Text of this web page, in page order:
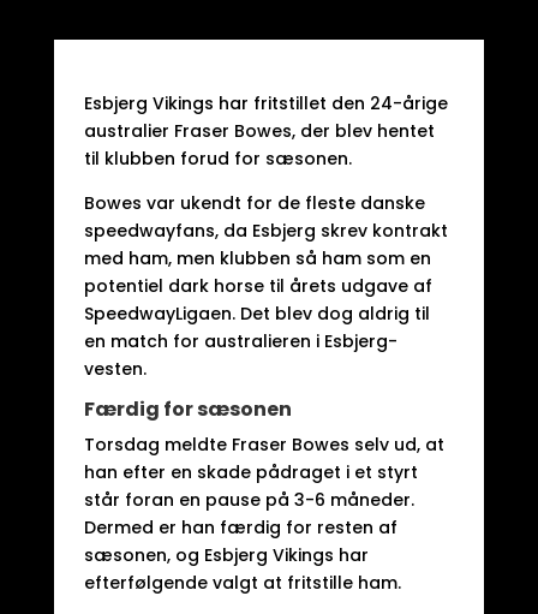
Esbjerg Vikings har fritstillet den 24-årige
australier Fraser Bowes, der blev hentet
til klubben forud for sæsonen.
Bowes var ukendt for de fleste danske
speedwayfans, da Esbjerg skrev kontrakt
med ham, men klubben så ham som en
potentiel dark horse til årets udgave af
SpeedwayLigaen. Det blev dog aldrig til
en match for australieren i Esbjerg-
vesten.
Færdig for sæsonen
Torsdag meldte Fraser Bowes selv ud, at
han efter en skade pådraget i et styrt
står foran en pause på 3-6 måneder.
Dermed er han færdig for resten af
sæsonen, og Esbjerg Vikings har
efterfølgende valgt at fritstille ham.